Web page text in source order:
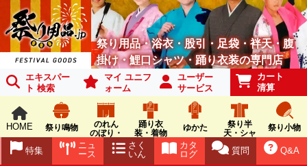
祭り用品・浴衣・股引・足袋・袢天・腹
掛け・鯉口シャツ・踊り衣装の専門店
エキスパー
ト 検索
マイ ユニフ
ォーム
ユーザー
サービス
カート
清算
HOME 祭り鳴物
のれん
のぼり・
踊り衣
装・着物
ゆかた
祭り半
天・シャ
祭り小物
Q&A
質問
カタ
ログ
さく
いん
ニュ
ース
特集